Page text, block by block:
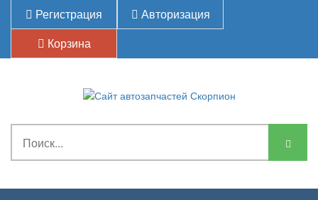
Регистрация
Авторизация
Корзина